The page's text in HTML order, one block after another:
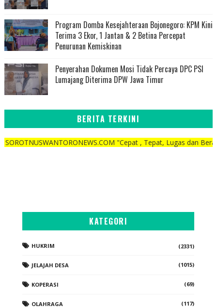
Program Domba Kesejahteraan Bojonegoro: KPM Kini
Terima 3 Ekor, 1 Jantan & 2 Betina Percepat
Penurunan Kemiskinan
Penyerahan Dokumen Mosi Tidak Percaya DPC PSI
Lumajang Diterima DPW Jawa Timur
BERITA TERKINI
"Cepat , Tepat, Lugas dan Berani"
KATEGORI
HUKRIM (2331)
JELAJAH DESA (1015)
KOPERASI (69)
OLAHRAGA (117)